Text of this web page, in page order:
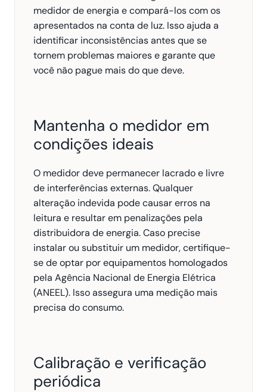
medidor de energia e compará-los com os
apresentados na conta de luz. Isso ajuda a
identificar inconsistências antes que se
tornem problemas maiores e garante que
você não pague mais do que deve.
Mantenha o medidor em
condições ideais
O medidor deve permanecer lacrado e livre
de interferências externas. Qualquer
alteração indevida pode causar erros na
leitura e resultar em penalizações pela
distribuidora de energia. Caso precise
instalar ou substituir um medidor, certifique-
se de optar por equipamentos homologados
pela Agência Nacional de Energia Elétrica
(ANEEL). Isso assegura uma medição mais
precisa do consumo.
Calibração e verificação
periódica